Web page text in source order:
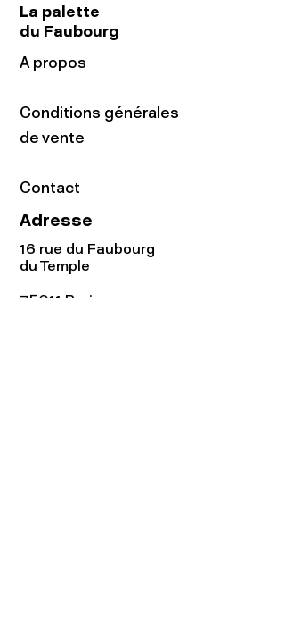
La palette
du Faubourg
A propos
Conditions générales
de vente
Contact
Adresse
16 rue du Faubourg
du Temple
75011 Paris